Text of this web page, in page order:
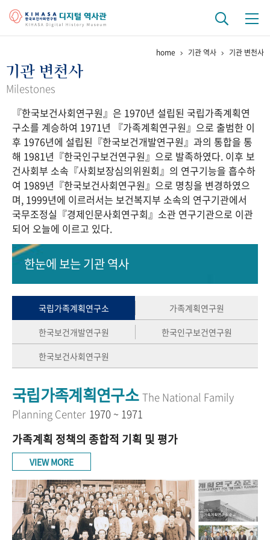
걸어온 길 기관 변천사
연구 역사
정책과 연구 키워드로 보는 연구 역사
연구자들
간행물 변천사
기록물 아카이브
사진 아카이브 문서 기록물 행정박물 영상 기록물
50+1 주년 기념
세계와 함께 한 KIHASA
VR 역사관
home 기관 역사 기관 변천사
기관 변천사
Milestones
『한국보건사회연구원』은 1970년 설립된 국립가족계획연
구소를 계승하여 1971년 『가족계획연구원』으로 출범한 이
후 1976년에 설립된『한국보건개발연구원』과의 통합을 통
해 1981년『한국인구보건연구원』으로 발족하였다. 이후 보
건사회부 소속『사회보장심의위원회』의 연구기능을 흡수하
여 1989년『한국보건사회연구원』으로 명칭을 변경하였으
며, 1999년에 이르러서는 보건복지부 소속의 연구기관에서
국무조정실『경제인문사회연구회』소관 연구기관으로 이관
되어 오늘에 이르고 있다.
한눈에 보는기관 역사
국립가족계획연구소
가족계획연구원
한국보건개발연구원
한국인구보건연구원
한국보건사회연구원
국립가족계획연구소 The National Family
Planning Center 1970 ~ 1971
가족계획 정책의 종합적 기획 및 평가
VIEW MORE